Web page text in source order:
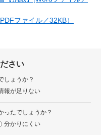
ファイル／32KB）
さい
しょうか？
報が足りない
ったでしょうか？
分かりにくい